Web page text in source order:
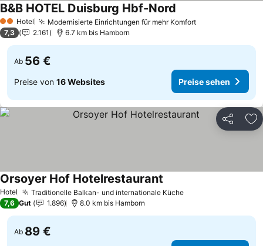
2 Sterne
Hotel Modernisierte Einrichtungen für mehr KomfortPreise sehen
B&B HOTEL Duisburg Hbf-Nord
7,3 2.161 6.7 km bis Hamborn
Ab 56 €
Preise von 16 Websites Preise sehen
Teilen
Hotel Traditionelle Balkan- und internationale KüchePreise sehen
Orsoyer Hof Hotelrestaurant
7,6 Gut 1.896 8.0 km bis Hamborn
Ab 89 €